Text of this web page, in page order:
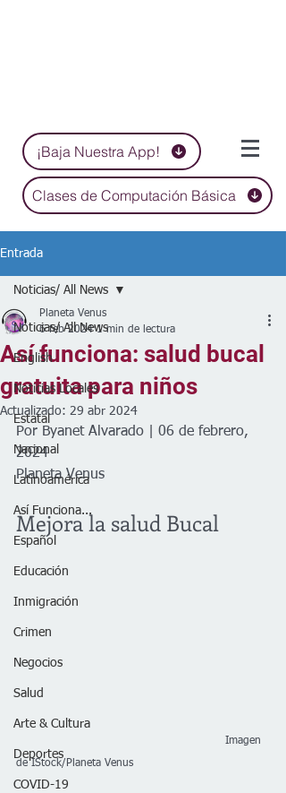
¡Baja Nuestra App!
Clases de Computación Básica
Entrada
Noticias/ All News
English
Noticias Locales
Estatal
Nacional
Latinoamérica
Así Funciona...
Español
Educación
Inmigración
Crimen
Negocios
Salud
Arte & Cultura
Deportes
COVID-19
Noticias/ All News
Así funciona: salud bucal
gratuita para niños
Planeta Venus
6 feb 2024 1 min de lectura
Actualizado: 29 abr 2024
Por Byanet Alvarado | 06 de febrero,
2024
Planeta Venus
Mejora la salud Bucal
Imagen
de IStock/Planeta Venus